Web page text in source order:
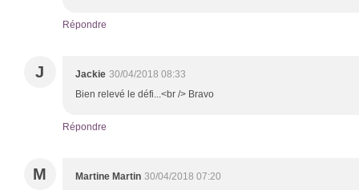
Répondre
J Jackie 30/04/2018 08:33
Bien relevé le défi...<br /> Bravo
Répondre
M Martine Martin 30/04/2018 07:20